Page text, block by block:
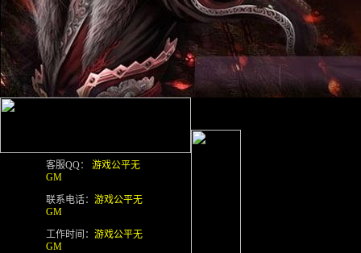
客服QQ：
游戏公平无
GM
联系电话： 游戏公平无
GM
工作时间： 游戏公平无
GM